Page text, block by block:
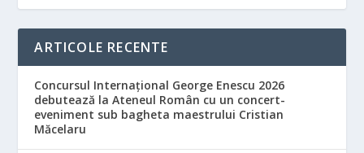
ARTICOLE RECENTE
Concursul Internațional George Enescu 2026
debutează la Ateneul Român cu un concert-
eveniment sub bagheta maestrului Cristian
Măcelaru